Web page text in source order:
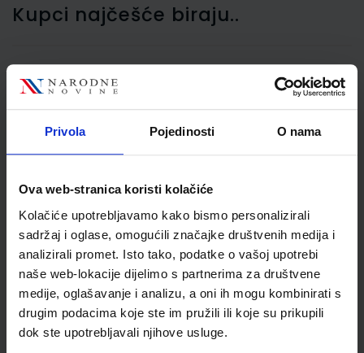
Privola Pojedinosti O nama
Ova web-stranica koristi kolačiće
Kolačiće upotrebljavamo kako bismo personalizirali
sadržaj i oglase, omogućili značajke društvenih medija i
analizirali promet. Isto tako, podatke o vašoj upotrebi
naše web-lokacije dijelimo s partnerima za društvene
medije, oglašavanje i analizu, a oni ih mogu kombinirati s
drugim podacima koje ste im pružili ili koje su prikupili
dok ste upotrebljavali njihove usluge.
Kupci najčešće biraju..
Fascikl s klapnama i
gumicom PP A4,
Foldermate Pop Gear
2,87 €